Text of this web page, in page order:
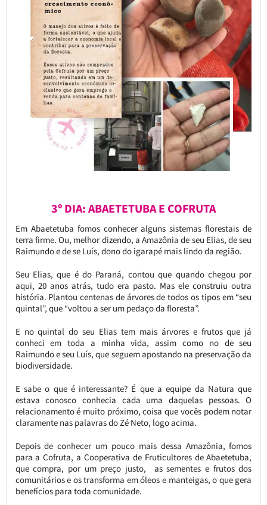
3º DIA: ABAETETUBA E COFRUTA
Em Abaetetuba fomos conhecer alguns sistemas florestais de
terra firme. Ou, melhor dizendo, a Amazônia de seu Elias, de seu
Raimundo e de se Luís, dono do igarapé mais lindo da região.
Seu Elias, que é do Paraná, contou que quando chegou por
aqui, 20 anos atrás, tudo era pasto. Mas ele construiu outra
história. Plantou centenas de árvores de todos os tipos em “seu
quintal”, que “voltou a ser um pedaço da floresta”.
E no quintal do seu Elias tem mais árvores e frutos que já
conheci em toda a minha vida, assim como no de seu
Raimundo e seu Luís, que seguem apostando na preservação da
biodiversidade.
E sabe o que é interessante? É que a equipe da Natura que
estava conosco conhecia cada uma daquelas pessoas. O
relacionamento é muito próximo, coisa que vocês podem notar
claramente nas palavras do Zé Neto, logo acima.
Depois de conhecer um pouco mais dessa Amazônia, fomos
para a Cofruta, a Cooperativa de Fruticultores de Abaetetuba,
que compra, por um preço justo, as sementes e frutos dos
comunitários e os transforma em óleos e manteigas, o que gera
benefícios para toda comunidade.